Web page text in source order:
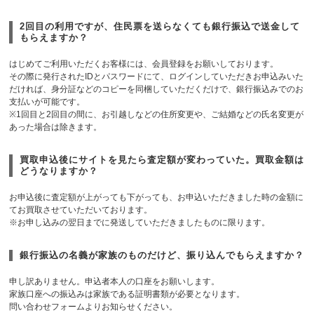
2回目の利用ですが、住民票を送らなくても銀行振込で送金して
もらえますか？
はじめてご利用いただくお客様には、会員登録をお願いしております。
その際に発行されたIDとパスワードにて、ログインしていただきお申込みいた
だければ、身分証などのコピーを同梱していただくだけで、銀行振込みでのお
支払いが可能です。
※1回目と2回目の間に、お引越しなどの住所変更や、ご結婚などの氏名変更が
あった場合は除きます。
買取申込後にサイトを見たら査定額が変わっていた。買取金額は
どうなりますか？
お申込後に査定額が上がっても下がっても、お申込いただきました時の金額に
てお買取させていただいております。
※お申し込みの翌日までに発送していただきましたものに限ります。
銀行振込の名義が家族のものだけど、振り込んでもらえますか？
申し訳ありません。申込者本人の口座をお願いします。
家族口座への振込みは家族である証明書類が必要となります。
問い合わせフォームよりお知らせください。